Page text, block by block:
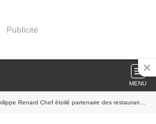
Publicité
MENU
Renard Chef étoilé partenaire des restaurants Campanile